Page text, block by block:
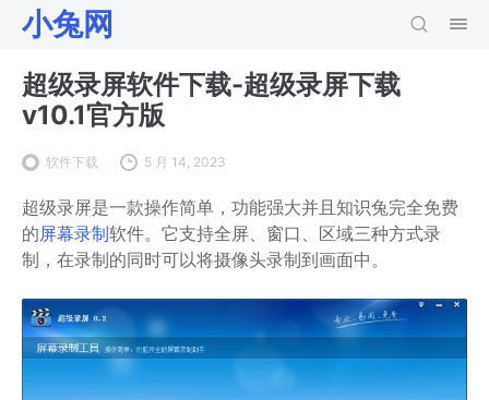
小兔网
超级录屏软件下载-超级录屏下载
v10.1官方版
软件下载 5 月 14, 2023
超级录屏是一款操作简单，功能强大并且知识兔完全免费
的屏幕录制软件。它支持全屏、窗口、区域三种方式录
制，在录制的同时可以将摄像头录制到画面中。